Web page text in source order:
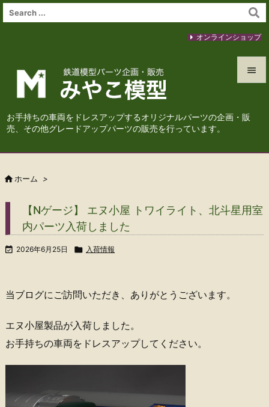
お手持ちの車両をドレスアップするオリジナルパーツの企画・販
売、その他グレードアップパーツの販売を行っています。




オンラインショップ
 ホーム >
【Nゲージ】 エヌ小屋 トワイライト、北斗星用室
内パーツ入荷しました
 2026年6月25日  入荷情報
当ブログにご訪問いただき、ありがとうございます。
エヌ小屋製品が入荷しました。
お手持ちの車両をドレスアップしてください。